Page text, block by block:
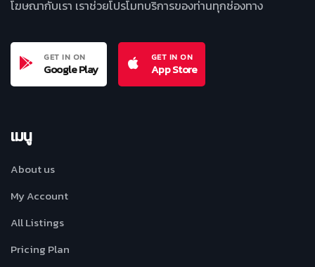
โฆษณากับเรา เราช่วยโปรโมทบริการของท่านทุกช่องทาง
GET IN ON
Google Play
GET IN ON
App Store
เมนู
About us
My Account
All Listings
Pricing Plan